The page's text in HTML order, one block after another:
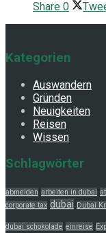
Share 0
Kategorien
Auswandern
Gründen
Neuigkeiten
Reisen
Wissen
Schlagwörter
abmelden arbeiten in dubai
corporate tax dubai Dubai
dubai schokolade einreise